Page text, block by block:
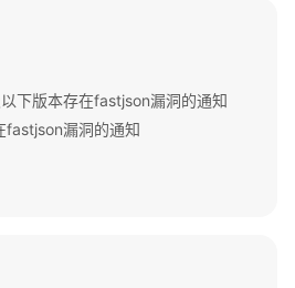
下版本存在fastjson漏洞的通知
fastjson漏洞的通知